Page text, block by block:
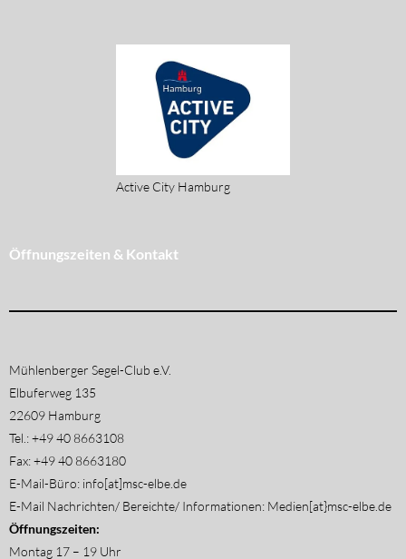
Active City Hamburg
Öffnungszeiten & Kontakt
Mühlenberger Segel-Club e.V.
Elbuferweg 135
22609 Hamburg
Tel.: +49 40 8663108
Fax: +49 40 8663180
E-Mail-Büro: info[at]msc-elbe.de
E-Mail Nachrichten/ Bereichte/ Informationen: Medien[at}msc-elbe.de
Öffnungszeiten:
Montag 17 – 19 Uhr